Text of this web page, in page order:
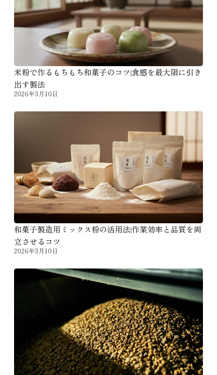
米粉で作るもちもち和菓子のコツ|食感を最大限に引き
出す製法
2026年3月10日
和菓子製造用ミックス粉の活用法|作業効率と品質を両
立させるコツ
2026年3月10日